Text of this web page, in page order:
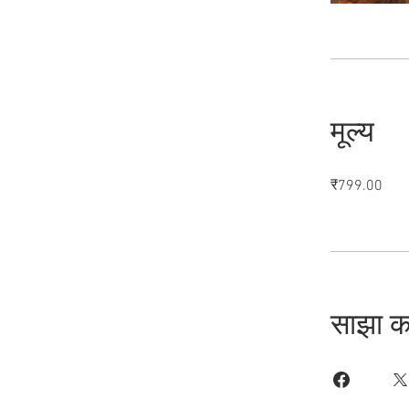
मूल्य
₹799.00
साझा